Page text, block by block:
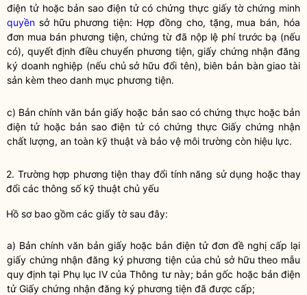
điện tử hoặc bản sao điện tử có chứng thực giấy tờ chứng minh
quyền sở hữu phương tiện: Hợp đồng cho, tặng, mua bán, hóa
đơn mua bán phương tiện, chứng từ đã nộp lệ phí trước bạ (nếu
có), quyết định điều chuyển phương tiện, giấy chứng nhận đăng
ký doanh nghiệp (nếu chủ sở hữu đổi tên), biên bản bàn giao tài
sản kèm theo danh mục phương tiện.
c) Bản chính văn bản giấy hoặc bản sao có chứng thực hoặc bản
điện tử hoặc bản sao điện tử có chứng thực Giấy chứng nhận
chất lượng, an toàn kỹ thuật và bảo vệ môi trường còn hiệu lực.
2. Trường hợp phương tiện thay đổi tính năng sử dụng hoặc thay
đổi các thông số kỹ thuật chủ yếu
Hồ sơ bao gồm các giấy tờ sau đây:
a) Bản chính văn bản giấy hoặc bản điện tử đơn đề nghị cấp lại
giấy chứng nhận đăng ký phương tiện của chủ sở hữu theo mẫu
quy định tại Phụ lục IV của Thông tư này; bản gốc hoặc bản điện
tử Giấy chứng nhận đăng ký phương tiện đã được cấp;